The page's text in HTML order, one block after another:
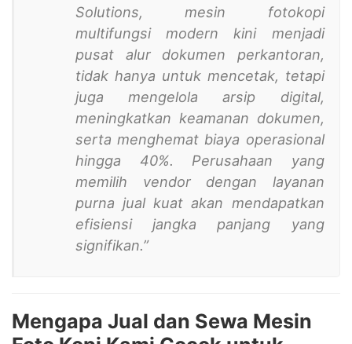
Solutions, mesin fotokopi
multifungsi modern kini menjadi
pusat alur dokumen perkantoran,
tidak hanya untuk mencetak, tetapi
juga mengelola arsip digital,
meningkatkan keamanan dokumen,
serta menghemat biaya operasional
hingga 40%. Perusahaan yang
memilih vendor dengan layanan
purna jual kuat akan mendapatkan
efisiensi jangka panjang yang
signifikan.”
Mengapa Jual dan Sewa Mesin